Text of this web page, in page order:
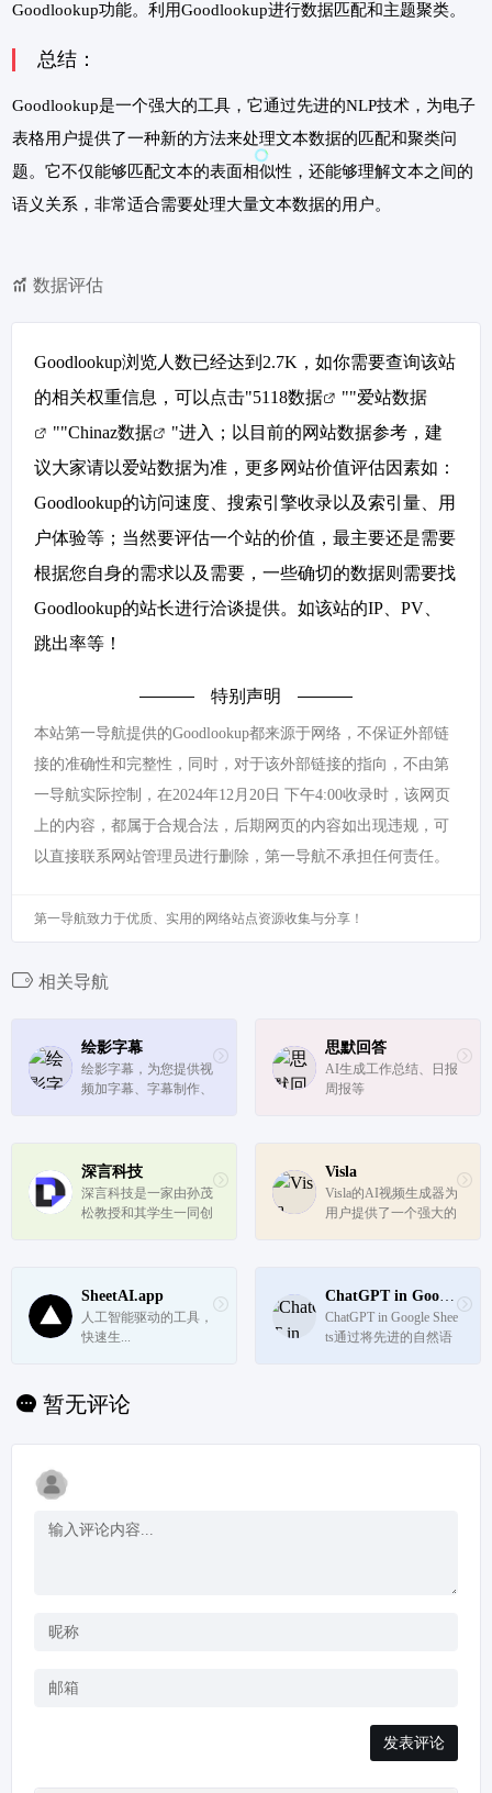
Goodlookup功能。利用Goodlookup进行数据匹配和主题聚类。
总结：
Goodlookup是一个强大的工具，它通过先进的NLP技术，为电子
表格用户提供了一种新的方法来处理文本数据的匹配和聚类问
题。它不仅能够匹配文本的表面相似性，还能够理解文本之间的
语义关系，非常适合需要处理大量文本数据的用户。
数据评估
Goodlookup浏览人数已经达到2.7K，如你需要查询该站
的相关权重信息，可以点击"5118数据 ""爱站数据
""Chinaz数据
"进入；以目前的网站数据参考，建
议大家请以爱站数据为准，更多网站价值评估因素如：
Goodlookup的访问速度、搜索引擎收录以及索引量、用
户体验等；当然要评估一个站的价值，最主要还是需要
根据您自身的需求以及需要，一些确切的数据则需要找
Goodlookup的站长进行洽谈提供。如该站的IP、PV、
跳出率等！
特别声明
本站第一导航提供的Goodlookup都来源于网络，不保证外部链
接的准确性和完整性，同时，对于该外部链接的指向，不由第
一导航实际控制，在2024年12月20日 下午4:00收录时，该网页
上的内容，都属于合规合法，后期网页的内容如出现违规，可
以直接联系网站管理员进行删除，第一导航不承担任何责任。
第一导航致力于优质、实用的网络站点资源收集与分享！
相关导航
绘影字幕
绘影字幕，为您提供视
频加字幕、字幕制作、
人声，转化成字幕。并
提供翻译服务，轻松制
作中英字幕、中日字幕
思默回答
AI生成工作总结、日报
周报等
深言科技
深言科技是一家由孙茂
松教授和其学生一同创
术，为数亿脑力劳动深
言科技（DeepLang A
I）者和数千万组织的
Visla
Visla的AI视频生成器为
用户提供了一个强大的
能。
SheetAI.app
人工智能驱动的工具，
快速生...
ChatGPT in Google Sheets
ChatGPT in Google Shee
ts通过将先进的自然语
暂无评论
发表评论